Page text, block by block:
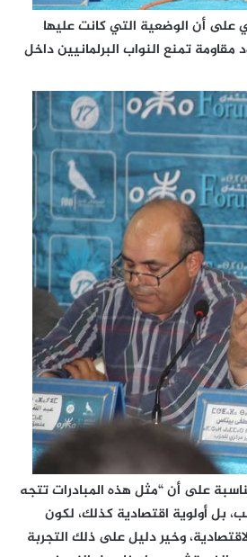
على أن الوضعية التي كانت عليها
وجود مقاومة تمنع النواب البرلمانيين داخل
على أن “مثل هذه المبادرات تتجه
بل أولوية اقتصادية كذلك، لكون
وخير دليل على ذلك التجربة